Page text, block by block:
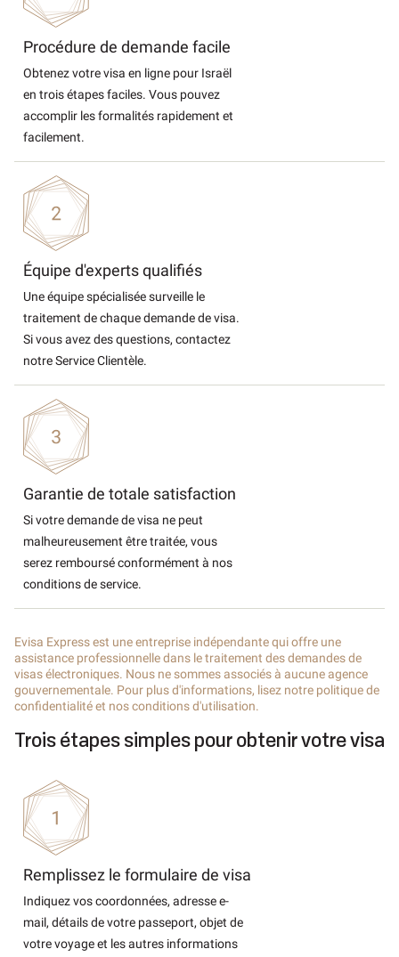
Procédure de demande facile
Obtenez votre visa en ligne pour Israël
en trois étapes faciles. Vous pouvez
accomplir les formalités rapidement et
facilement.
Équipe d'experts qualifiés
Une équipe spécialisée surveille le
traitement de chaque demande de visa.
Si vous avez des questions, contactez
notre Service Clientèle.
Garantie de totale satisfaction
Si votre demande de visa ne peut
malheureusement être traitée, vous
serez remboursé conformément à nos
conditions de service.
Evisa Express est une entreprise indépendante qui offre une
assistance professionnelle dans le traitement des demandes de
visas électroniques. Nous ne sommes associés à aucune agence
gouvernementale. Pour plus d'informations, lisez notre politique de
confidentialité et nos conditions d'utilisation.
Trois étapes simples pour obtenir votre visa
Remplissez le formulaire de visa
Indiquez vos coordonnées, adresse e-
mail, détails de votre passeport, objet de
votre voyage et les autres informations